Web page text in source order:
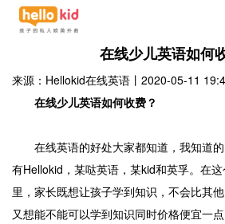
在线少儿英语如何
来源：Hellokid在线英语 丨 2020-05-11
在线少儿英语如何收费？
在线英语的好处大家都知道，我知道的
有Hellokid，某哒英语，某kid和英孚。在
里，家长既想让孩子学到知识，不会比其
又想能不能可以学到知识同时价格便宜一